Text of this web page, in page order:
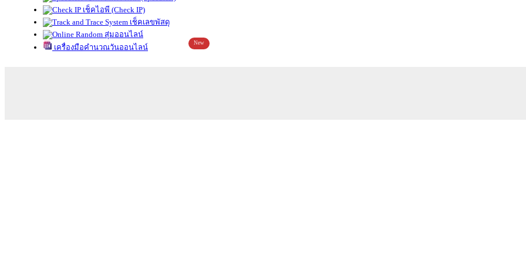
เช็คไอพี (Check IP)
เช็คเลขพัสดุ
สุ่มออนไลน์
เครื่องมือคำนวณวันออนไลน์
New